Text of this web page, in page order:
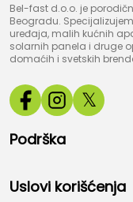
Bel-fast d.o.o. je
Beogradu.
uređaja, malih kućnih
solarnih panela i druge
domaćih i svetskih
𝕏
Podrška
Uslovi korišćenja